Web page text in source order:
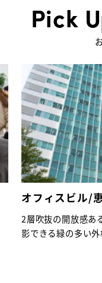
Pick
オフィスビル/
2層吹抜の開放感あ
影できる緑の多い外